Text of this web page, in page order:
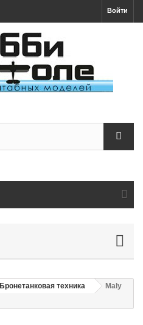
Войти
Бронетанковая техника
Maly